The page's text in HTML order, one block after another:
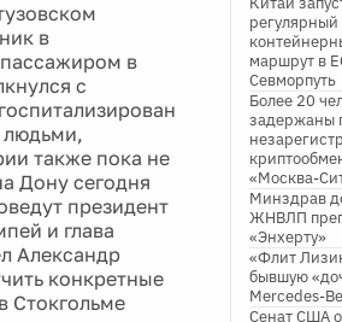
в
в
с
людьми,
также пока не
Дону сегодня
президент
и глава
Александр
конкретные
Стокгольме
регулярный
маршрут в
Севморпуть
Более 20
задержаны
«Москва-
Минздрав
ЖНВЛП
«Энхерту»
«Флит
бывшую
Mercedes-
Сенат США